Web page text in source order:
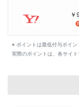
￥
※ ポイントは最低付与ポイン
実際のポイントは、各サイト